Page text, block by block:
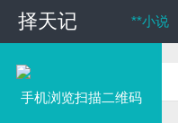
择天记
择天记 **小说
手机浏览扫描二维码